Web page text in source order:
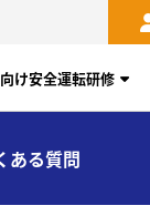
け安全運転研修
ある質問